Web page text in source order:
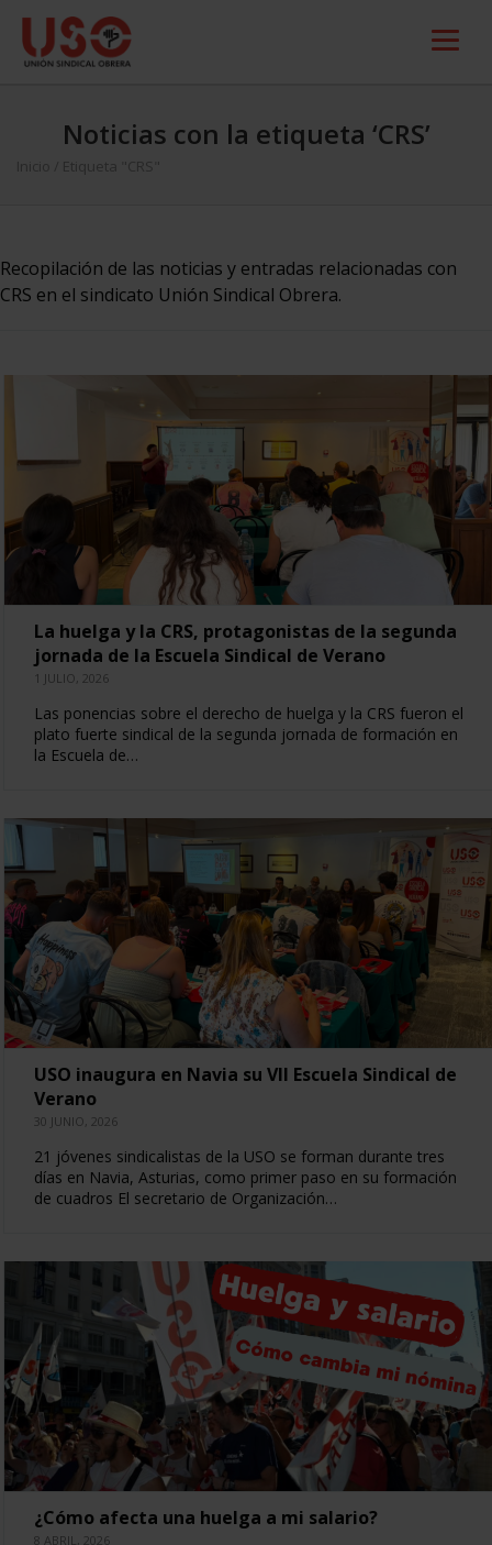
Noticias con la etiqueta ‘CRS’
Inicio Etiqueta "CRS"
Recopilación de las noticias y entradas relacionadas con
CRS en el sindicato Unión Sindical Obrera.
La huelga y la CRS, protagonistas de la segunda
jornada de la Escuela Sindical de Verano
1 JULIO, 2026
Las ponencias sobre el derecho de huelga y la CRS fueron el
plato fuerte sindical de la segunda jornada de formación en
la Escuela de…
USO inaugura en Navia su VII Escuela Sindical de
Verano
30 JUNIO, 2026
21 jóvenes sindicalistas de la USO se forman durante tres
días en Navia, Asturias, como primer paso en su formación
de cuadros El secretario de Organización…
¿Cómo afecta una huelga a mi salario?
8 ABRIL, 2026